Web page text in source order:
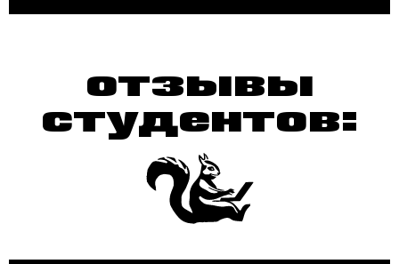
отзывы
студентов: